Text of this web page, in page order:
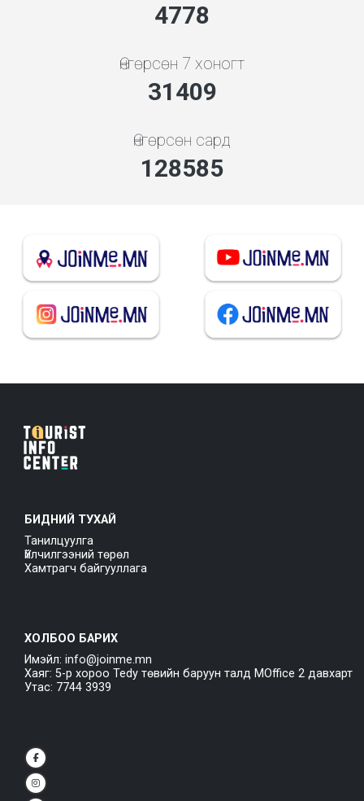
5119
Өнгөрсөн 7 хоногт
33652
Өнгөрсөн сард
137770
БИДНИЙ ТУХАЙ
Танилцуулга
Үйлчилгээний төрөл
Хамтрагч байгууллага
ХОЛБОО БАРИХ
Имэйл: info@joinme.mn
Хаяг: 5-р хороо Tedy төвийн баруун талд MOffice 2 давхарт
Утас: 7744 3939